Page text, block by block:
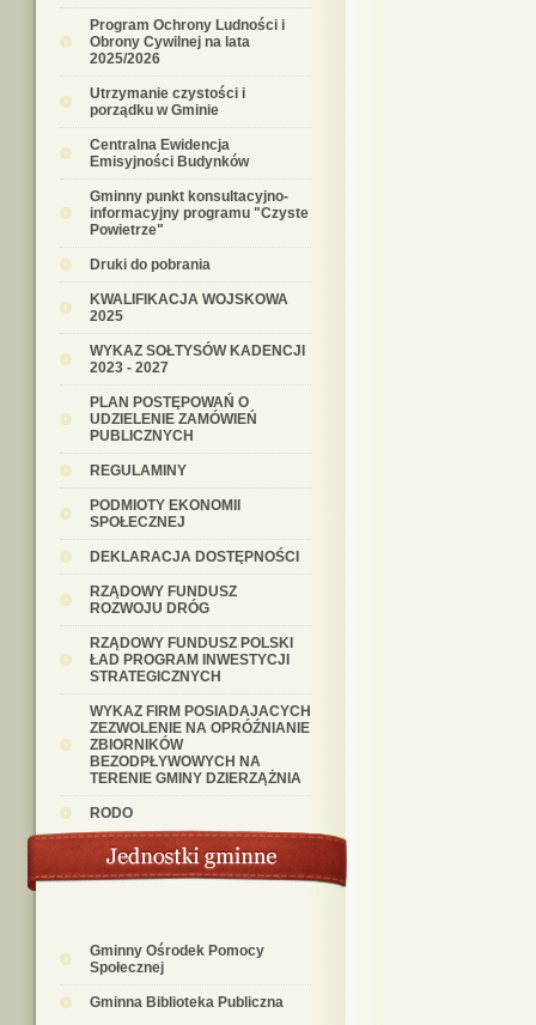
Program Ochrony Ludności i
Obrony Cywilnej na lata
2025/2026
Utrzymanie czystości i
porządku w Gminie
Centralna Ewidencja
Emisyjności Budynków
Gminny punkt konsultacyjno-
informacyjny programu "Czyste
Powietrze"
Druki do pobrania
KWALIFIKACJA WOJSKOWA
2025
WYKAZ SOŁTYSÓW KADENCJI
2023 - 2027
PLAN POSTĘPOWAŃ O
UDZIELENIE ZAMÓWIEŃ
PUBLICZNYCH
REGULAMINY
PODMIOTY EKONOMII
SPOŁECZNEJ
DEKLARACJA DOSTĘPNOŚCI
RZĄDOWY FUNDUSZ
ROZWOJU DRÓG
RZĄDOWY FUNDUSZ POLSKI
ŁAD PROGRAM INWESTYCJI
STRATEGICZNYCH
WYKAZ FIRM POSIADAJACYCH
ZEZWOLENIE NA OPRÓŹNIANIE
ZBIORNIKÓW
BEZODPŁYWOWYCH NA
TERENIE GMINY DZIERZĄŻNIA
RODO
Gminny Ośrodek Pomocy
Społecznej
Gminna Biblioteka Publiczna